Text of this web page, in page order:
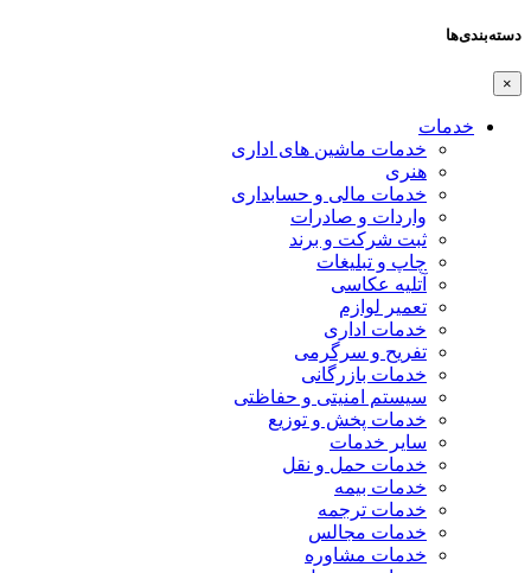
دسته‌بندی‌ها
×
خدمات
خدمات ماشین های اداری
هنری
خدمات مالی و حسابداری
واردات و صادرات
ثبت شرکت و برند
چاپ و تبلیغات
آتلیه عکاسی
تعمیر لوازم
خدمات اداری
تفریح و سرگرمی
خدمات بازرگانی
سیستم امنیتی و حفاظتی
خدمات پخش و توزیع
سایر خدمات
خدمات حمل و نقل
خدمات بیمه
خدمات ترجمه
خدمات مجالس
خدمات مشاوره